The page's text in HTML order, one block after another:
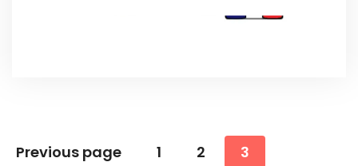
Pagination
Previous page 1 2 3